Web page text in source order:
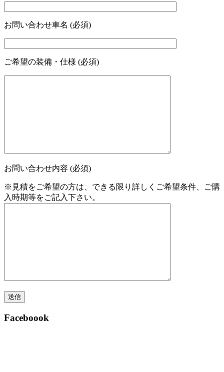
お問い合わせ車名 (必須)
ご希望の装備・仕様 (必須)
お問い合わせ内容 (必須)
※見積をご希望の方は、できる限り詳しくご希望条件、ご購
入時期等をご記入下さい。
Faceboook